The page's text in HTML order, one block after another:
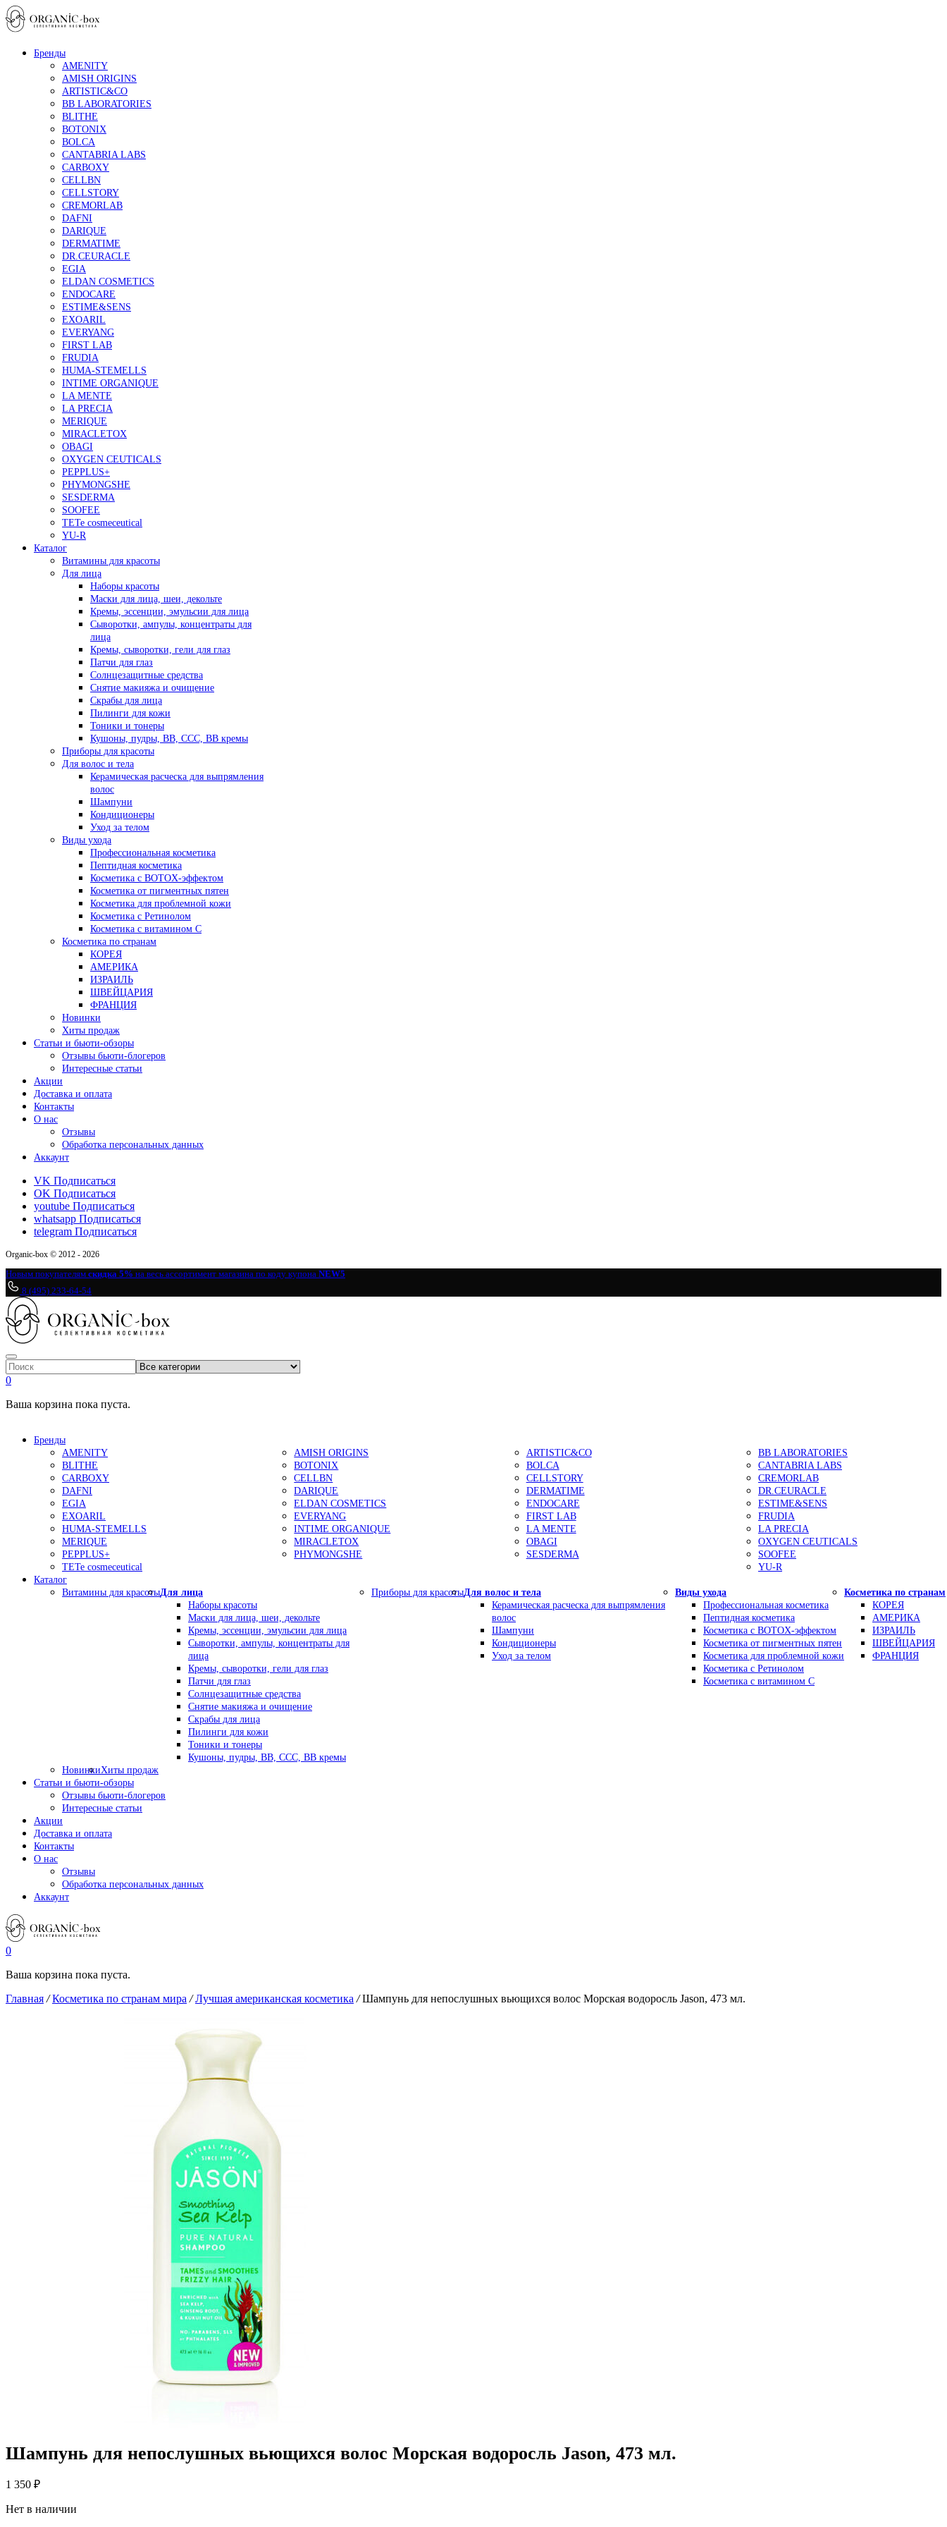
Бренды
AMENITY
AMISH ORIGINS
ARTISTIC&CO
BB LABORATORIES
BLITHE
BOTONIX
BOLCA
CANTABRIA LABS
CARBOXY
CELLBN
CELLSTORY
CREMORLAB
DAFNI
DARIQUE
DERMATIME
DR.CEURACLE
EGIA
ELDAN COSMETICS
ENDOCARE
ESTIME&SENS
EXOARIL
EVERYANG
FIRST LAB
FRUDIA
HUMA-STEMELLS
INTIME ORGANIQUE
LA MENTE
LA PRECIA
MERIQUE
MIRACLETOX
OBAGI
OXYGEN CEUTICALS
PEPPLUS+
PHYMONGSHE
SESDERMA
SOOFEE
TETe cosmeceutical
YU-R
Каталог
Витамины для красоты
Для лица
Наборы красоты
Маски для лица, шеи, декольте
Кремы, эссенции, эмульсии для лица
Сыворотки, ампулы, концентраты для
лица
Кремы, сыворотки, гели для глаз
Патчи для глаз
Солнцезащитные средства
Снятие макияжа и очищение
Скрабы для лица
Пилинги для кожи
Тоники и тонеры
Кушоны, пудры, ВВ, ССС, ВВ кремы
Приборы для красоты
Для волос и тела
Керамическая расческа для выпрямления
волос
Шампуни
Кондиционеры
Уход за телом
Виды ухода
Профессиональная косметика
Пептидная косметика
Косметика с BOTOX-эффектом
Косметика от пигментных пятен
Косметика для проблемной кожи
Косметика с Ретинолом
Косметика с витамином С
Косметика по странам
КОРЕЯ
АМЕРИКА
ИЗРАИЛЬ
ШВЕЙЦАРИЯ
ФРАНЦИЯ
Новинки
Хиты продаж
Статьи и бьюти-обзоры
Отзывы бьюти-блогеров
Интересные статьи
Акции
Доставка и оплата
Контакты
О нас
Отзывы
Обработка персональных данных
Аккаунт
VK Подписаться
OK Подписаться
youtube Подписаться
whatsapp Подписаться
telegram Подписаться
Organic-box © 2012 - 2026
Новым покупателям скидка 5% на весь ассортимент магазина по коду купона NEW5
8 (495) 233-64-54
0
Ваша корзина пока пуста.
Бренды
AMENITY
AMISH ORIGINS ARTISTIC&CO
BB LABORATORIES
BLITHE
BOTONIX BOLCA
CANTABRIA LABS
CARBOXY
CELLBN CELLSTORY
CREMORLAB
DAFNI
DARIQUE DERMATIME
DR.CEURACLE
EGIA
ELDAN COSMETICS ENDOCARE
ESTIME&SENS
EXOARIL
EVERYANG FIRST LAB
FRUDIA
HUMA-STEMELLS
INTIME ORGANIQUE LA MENTE
LA PRECIA
MERIQUE
MIRACLETOX OBAGI
OXYGEN CEUTICALS
PEPPLUS+
PHYMONGSHE SESDERMA
SOOFEE
TETe cosmeceutical
YU-R
Каталог
Витамины для красотыДля лица
Наборы красоты
Маски для лица, шеи, декольте
Кремы, эссенции, эмульсии для лица
Сыворотки, ампулы, концентраты для
лица
Кремы, сыворотки, гели для глаз
Патчи для глаз
Солнцезащитные средства
Снятие макияжа и очищение
Скрабы для лица
Пилинги для кожи
Тоники и тонеры
Кушоны, пудры, ВВ, ССС, ВВ кремы
Приборы для красотыДля волос и тела
Керамическая расческа для выпрямления
волос
Шампуни
Кондиционеры
Уход за телом
Виды ухода
Профессиональная косметика
Пептидная косметика
Косметика с BOTOX-эффектом
Косметика от пигментных пятен
Косметика для проблемной кожи
Косметика с Ретинолом
Косметика с витамином С
Косметика по странам
КОРЕЯ
АМЕРИКА
ИЗРАИЛЬ
ШВЕЙЦАРИЯ
ФРАНЦИЯ
НовинкиХиты продаж
Статьи и бьюти-обзоры
Отзывы бьюти-блогеров
Интересные статьи
Акции
Доставка и оплата
Контакты
О нас
Отзывы
Обработка персональных данных
Аккаунт
0
Ваша корзина пока пуста.
Главная /Косметика по странам мира /Лучшая американская косметика /Шампунь для непослушных вьющихся волос Морская водоросль Jason, 473 мл.
Шампунь для непослушных вьющихся волос Морская водоросль Jason, 473 мл.
1 350 ₽
Нет в наличии